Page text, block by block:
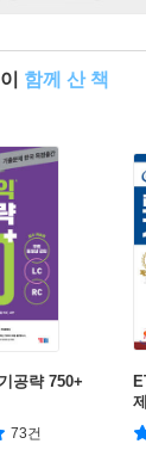
함께 산 책
공략 750+
73건